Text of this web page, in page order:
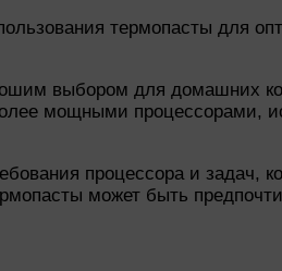
термопасты для
выбором для домашних
мощными процессорами,
процессора и задач,
может быть